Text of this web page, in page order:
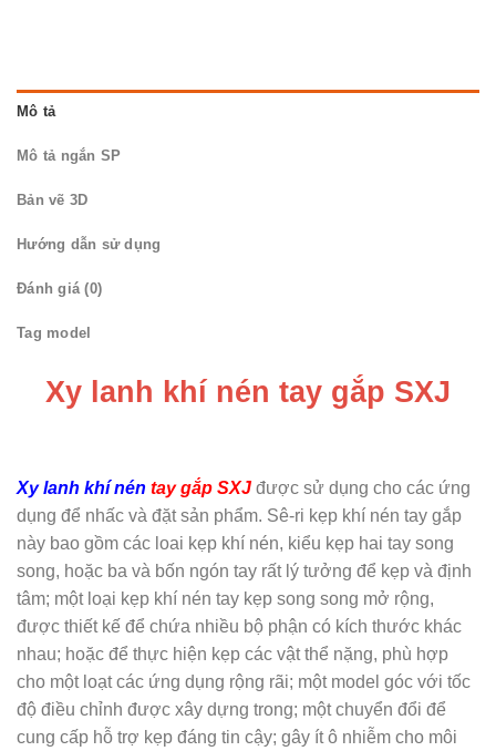
Mô tả
Mô tả ngắn SP
Bản vẽ 3D
Hướng dẫn sử dụng
Đánh giá (0)
Tag model
Xy lanh khí nén tay gắp SXJ
Xy lanh khí nén tay gắp SXJ được sử dụng cho các ứng
dụng để nhấc và đặt sản phẩm. Sê-ri kẹp khí nén tay gắp
này bao gồm các loai kẹp khí nén, kiểu kẹp hai tay song
song, hoặc ba và bốn ngón tay rất lý tưởng để kẹp và định
tâm; một loại kẹp khí nén tay kẹp song song mở rộng,
được thiết kế để chứa nhiều bộ phận có kích thước khác
nhau; hoặc để thực hiện kẹp các vật thể nặng, phù hợp
cho một loạt các ứng dụng rộng rãi; một model góc với tốc
độ điều chỉnh được xây dựng trong; một chuyển đổi để
cung cấp hỗ trợ kẹp đáng tin cậy; gây ít ô nhiễm cho môi